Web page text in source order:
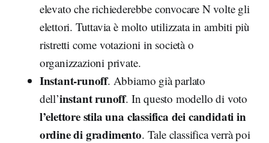
elevato che richiederebbe convocare N volte gli
elettori. Tuttavia è molto utilizzata in ambiti più
ristretti come votazioni in società o
organizzazioni private.
Instant-runoff. Abbiamo già parlato
dell’instant runoff. In questo modello di voto
l’elettore stila una classifica dei candidati in
ordine di gradimento. Tale classifica verrà poi